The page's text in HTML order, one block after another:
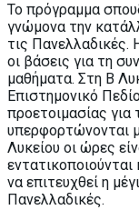
Το πρόγραμμα
γνώμονα την
τις Πανελλαδικές.
οι βάσεις για τη
μαθήματα. Στη Β
Επιστημονικό
προετοιμασίας
υπερφορτώνονται
Λυκείου οι ώρες
να επιτευχθεί η
Πανελλαδικές.